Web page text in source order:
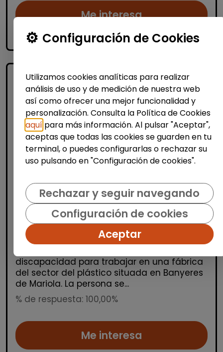
Me interesa
accessibility_newPersonas con discapacidad
Logística, Almacén y Compras
Operario/a de manipulado en
máquina de soplado (banyeres de
mariola)
AURA FACILITY SERVICES S.L.|
España(Alicante)
Auracee selecciona un/a operario/a de
discapacidad para trabajar en una fábrica
del sector del plástico situada en Banyeres
de Mariola. La persona se...
% de respuesta: 100,00%
Me interesa
Configuración de Cookies
Utilizamos cookies analíticas para realizar
análisis de uso y de medición de nuestra web
así como ofrecer una mejor funcionalidad y
personalización. Consulta la Política de Cookies
aquí para más información. Al pulsar "Aceptar",
aceptas que todas las cookies se guarden en tu
terminal, o puedes configurarlas o rechazar su
uso pulsando en "Configuración de cookies".
Rechazar y seguir navegando
Configuración de cookies
Aceptar